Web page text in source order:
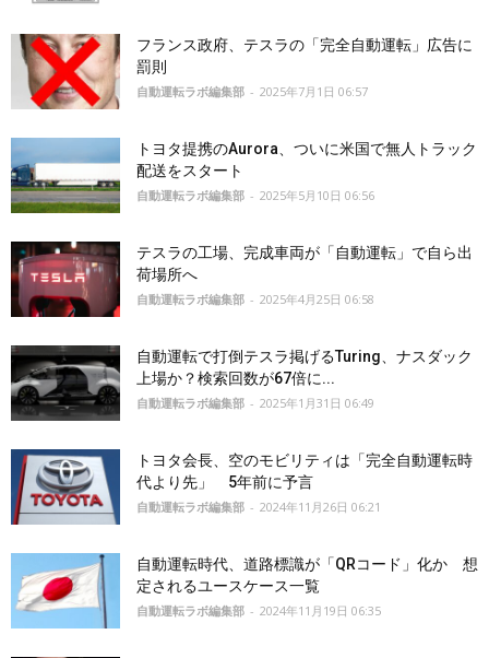
フランス政府、テスラの「完全自動運転」広告に
罰則
自動運転ラボ編集部 - 2025年7月1日 06:57
トヨタ提携のAurora、ついに米国で無人トラック
配送をスタート
自動運転ラボ編集部 - 2025年5月10日 06:56
テスラの工場、完成車両が「自動運転」で自ら出
荷場所へ
自動運転ラボ編集部 - 2025年4月25日 06:58
自動運転で打倒テスラ掲げるTuring、ナスダック
上場か？検索回数が67倍に...
自動運転ラボ編集部 - 2025年1月31日 06:49
トヨタ会長、空のモビリティは「完全自動運転時
代より先」 5年前に予言
自動運転ラボ編集部 - 2024年11月26日 06:21
自動運転時代、道路標識が「QRコード」化か 想
定されるユースケース一覧
自動運転ラボ編集部 - 2024年11月19日 06:35